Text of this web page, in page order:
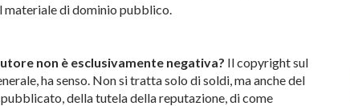
di dominio pubblico.
non è esclusivamente negativa? Il copyright sul
ha senso. Non si tratta solo di soldi, ma anche del
della tutela della reputazione, di come